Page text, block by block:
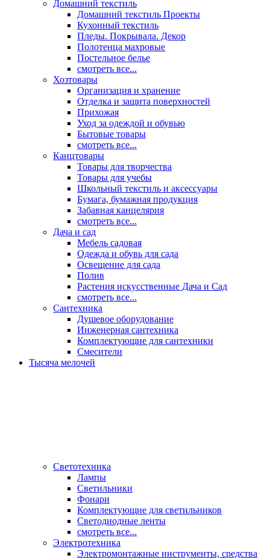
Домашний текстиль
Домашний текстиль Проекты
Кухонный текстиль
Пледы. Покрывала. Декор
Полотенца махровые
Постельное белье
смотреть все...
Хозтовары
Организация и хранение
Отделка и защита поверхностей
Прихожая
Уход за одеждой и обувью
Бытовые товары
смотреть все...
Канцтовары
Товары для творчества
Товары для учебы
Школьный текстиль и аксессуары
Бумага, бумажная продукция
Забавная канцелярия
смотреть все...
Дача и сад
Мебель садовая
Одежда и обувь для сада
Освещение для сада
Полив
Растения искусственные Дача и Сад
смотреть все...
Сантехника
Душевое оборудование
Инженерная сантехника
Комплектующие для сантехники
Смесители
Тысяча мелочей
Светотехника
Лампы
Светильники
Фонари
Комплектующие для светильников
Светодиодные ленты
смотреть все...
Электротехника
Электромонтажные инструменты, средства